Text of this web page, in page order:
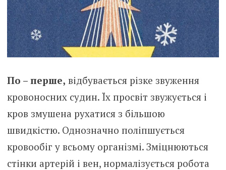
По – перше, відбувається різке звуження
кровоносних судин. Їх просвіт звужується і
кров змушена рухатися з більшою
швидкістю. Однозначно поліпшується
кровообіг у всьому організмі. Зміцнюються
стінки артерій і вен, нормалізується робота